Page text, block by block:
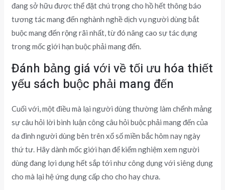
đang sở hữu được thể đặt chú trọng cho hồ hết thông báo
tương tác mang đến nghành nghề dịch vụ người dùng bắt
buộc mang đến rộng rãi nhất, từ đó nâng cao sự tác dụng
trong mốc giới hạn buộc phải mang đến.
Đánh bảng giá với về tối ưu hóa thiết
yếu sách buộc phải mang đến
Cuối với, một điều mà lại người dùng thường làm chểnh mảng
sự câu hỏi lời bình luận công câu hỏi buộc phải mang đến của
da đình người dùng bên trên xổ số miền bắc hôm nay ngày
thứ tư. Hãy dành mốc giới hạn để kiểm nghiệm xem người
dùng đang lợi dụng hết sắp tới như công dụng với siêng dụng
cho mà lại hệ ứng dụng cấp cho cho hay chưa.